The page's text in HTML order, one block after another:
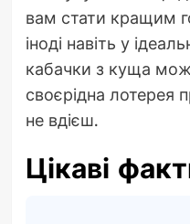
вам стати кращим
іноді навіть у
кабачки з куща
своєрідна лотерея
не вдієш.
Цікаві